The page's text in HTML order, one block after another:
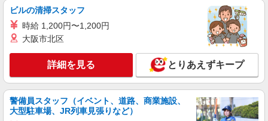
ビルの清掃スタッフ
時給 1,200円〜1,200円
大阪市北区
詳細を見る とりあえずキープ
警備員スタッフ（イベント、道路、商業施設、
大型駐車場、JR列車見張りなど）